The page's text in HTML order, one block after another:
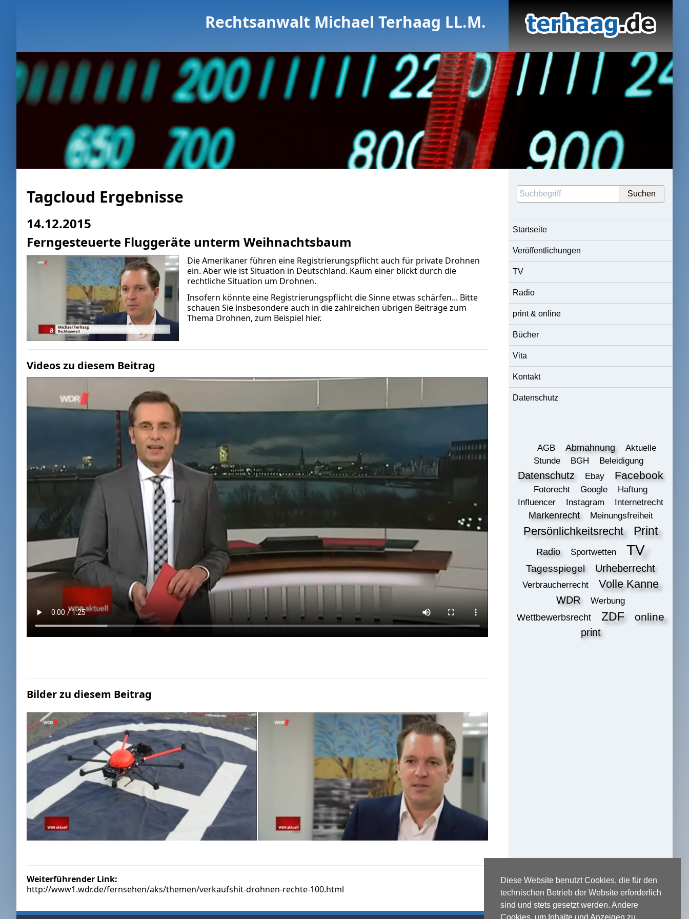
Diese Website benutzt Cookies, die für den
technischen Betrieb der Website erforderlich
sind und stets gesetzt werden. Andere
Rechtsanwalt Michael Terhaag LL.M.
Tagcloud Ergebnisse
14.12.2015
Ferngesteuerte Fluggeräte unterm Weihnachtsbaum
Die Amerikaner führen eine Registrierungspflicht auch für private Drohnen
ein. Aber wie ist Situation in Deutschland. Kaum einer blickt durch die
rechtliche Situation um Drohnen.
Insofern könnte eine Registrierungspflicht die Sinne etwas schärfen... Bitte
schauen Sie insbesondere auch in die zahlreichen übrigen Beiträge zum
Thema Drohnen, zum Beispiel hier.
Videos zu diesem Beitrag
Bilder zu diesem Beitrag
Weiterführender Link:
http://www1.wdr.de/fernsehen/aks/themen/verkaufshit-drohnen-rechte-100.html
Startseite
Veröffentlichungen
TV
Radio
print & online
Bücher
Vita
Kontakt
Datenschutz
AGB Abmahnung
Aktuelle
Stunde
BGH Beleidigung
Datenschutz Ebay Facebook
Fotorecht Google
Haftung
Influencer
Instagram Internetrecht
Markenrecht Meinungsfreiheit
Persönlichkeitsrecht Print
Radio Sportwetten TV
Tagesspiegel Urheberrecht
Verbraucherrecht Volle Kanne
WDR Werbung
Wettbewerbsrecht ZDF online
print